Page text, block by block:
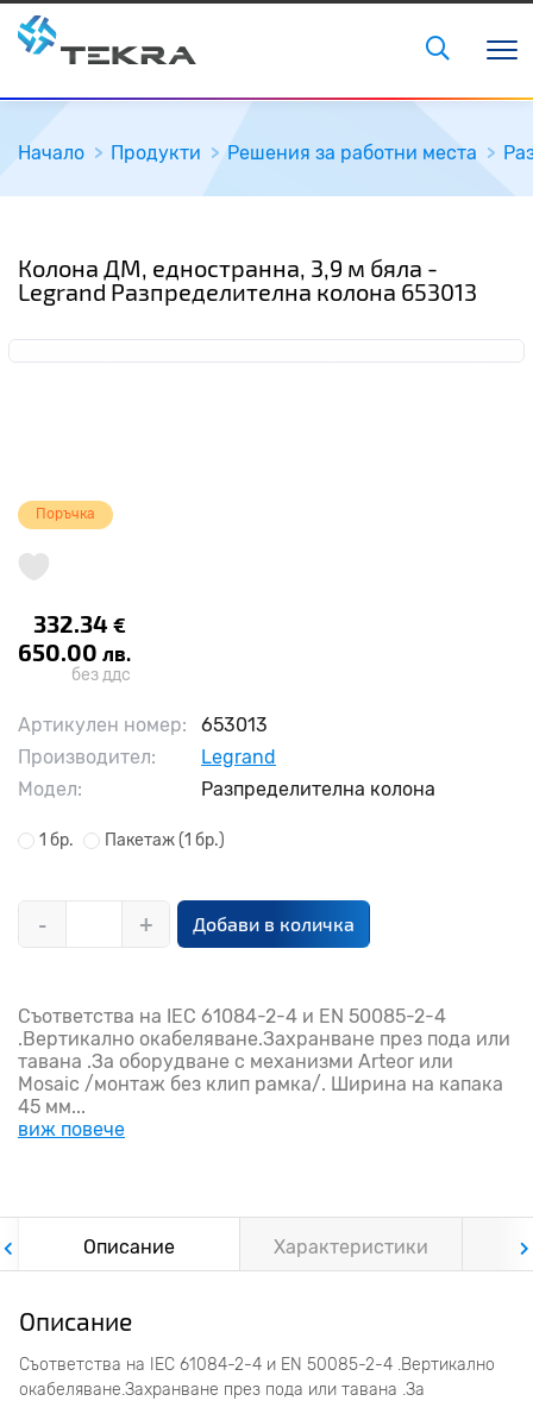
Начало Продукти Решения за работни места
Колона ДМ, едностранна, 3,9 м бяла -
Legrand Разпределителна колона 653013
Поръчка
332.34 €
650.00 лв.
без ддс
Артикулен номер:
653013
Производител:
Legrand
Модел:
Разпределителна колона
1 бр. Пакетаж(1 бр.)
- + Добави в количка
Съответства на IEC 61084-2-4 и EN 50085-2-4
.Вертикално окабеляване.Захранване през пода или
тавана .За оборудване с механизми Arteor или
Mosaic /монтаж без клип рамка/. Ширина на капака
45 мм...
виж повече
Описание Характеристики
Описание
Съответства на IEC 61084-2-4 и EN 50085-2-4 .Вертикално
окабеляване.Захранване през пода или тавана .За